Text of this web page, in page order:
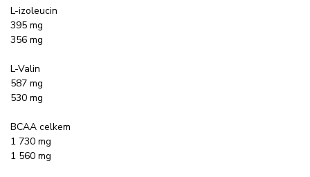
L-izoleucin
395 mg
356 mg
L-Valin
587 mg
530 mg
BCAA celkem
1 730 mg
1 560 mg